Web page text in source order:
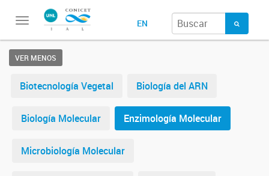
Toggle
EN
VER MENOS
Biotecnología Vegetal Biología del ARN
Biología Molecular Enzimología Molecular
Microbiología Molecular